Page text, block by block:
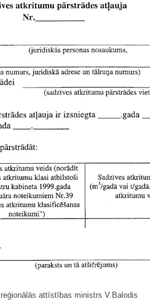
attīstības ministrs V.Balodis